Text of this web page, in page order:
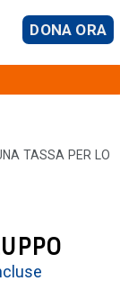
DONA ORA
TASSA PER LO